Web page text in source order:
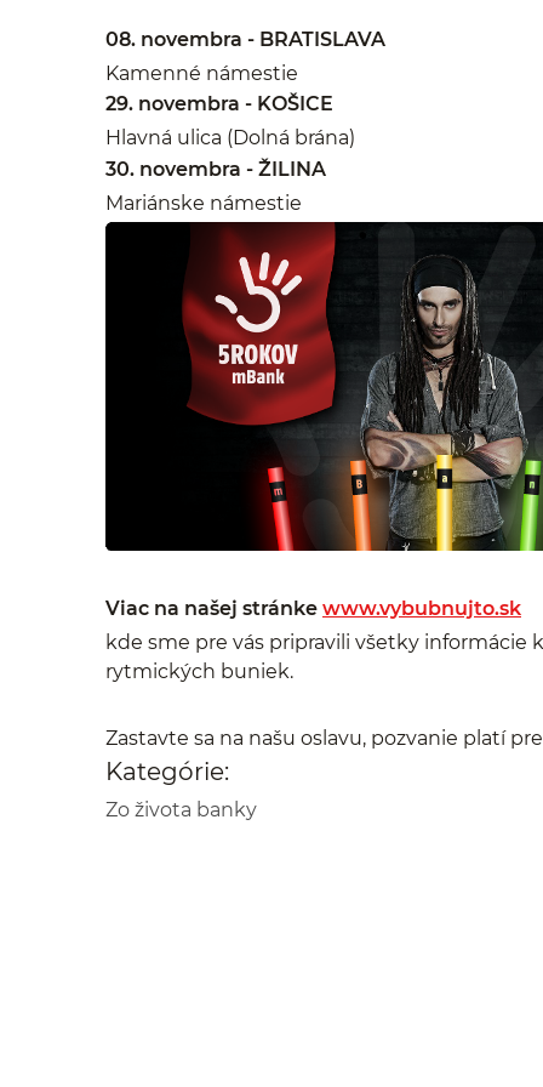
08. novembra - BRATISLAVA
Kamenné námestie
29. novembra - KOŠICE
Hlavná ulica (Dolná brána)
30. novembra - ŽILINA
Mariánske námestie
Viac na našej stránke www.vybubnujto.sk
kde sme pre vás pripravili všetky
rytmických buniek.
Zastavte sa na našu oslavu, pozvanie platí
Kategórie:
Zo života banky